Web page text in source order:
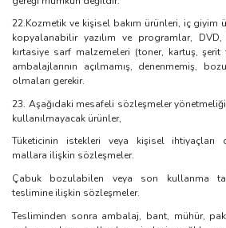
22.Kozmetik ve kişisel bakım ürünleri, iç giyim
kopyalanabilir yazılım ve programlar,
kırtasiye sarf malzemeleri (toner, kartuş,
ambalajlarının açılmamış, denenmemiş,
olmaları gerekir.
23. Aşağıdaki mesafeli sözleşmeler yönetmeliği
kullanılmayacak ürünler,
Tüketicinin istekleri veya kişisel ihtiyaçları
mallara ilişkin sözleşmeler.
Çabuk bozulabilen veya son kullanma
teslimine ilişkin sözleşmeler.
Tesliminden sonra ambalaj, bant, mühür,